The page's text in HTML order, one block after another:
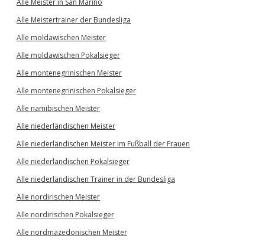
Alle Meister in San Marino
Alle Meistertrainer der Bundesliga
Alle moldawischen Meister
Alle moldawischen Pokalsieger
Alle montenegrinischen Meister
Alle montenegrinischen Pokalsieger
Alle namibischen Meister
Alle niederländischen Meister
Alle niederländischen Meister im Fußball der Frauen
Alle niederländischen Pokalsieger
Alle niederländischen Trainer in der Bundesliga
Alle nordirischen Meister
Alle nordirischen Pokalsieger
Alle nordmazedonischen Meister